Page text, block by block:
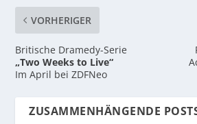
VORHERIGER
Britische Dramedy-Serie
„Two Weeks to Live“
Im April bei ZDFNeo
ZUSAMMENHÄNGENDE